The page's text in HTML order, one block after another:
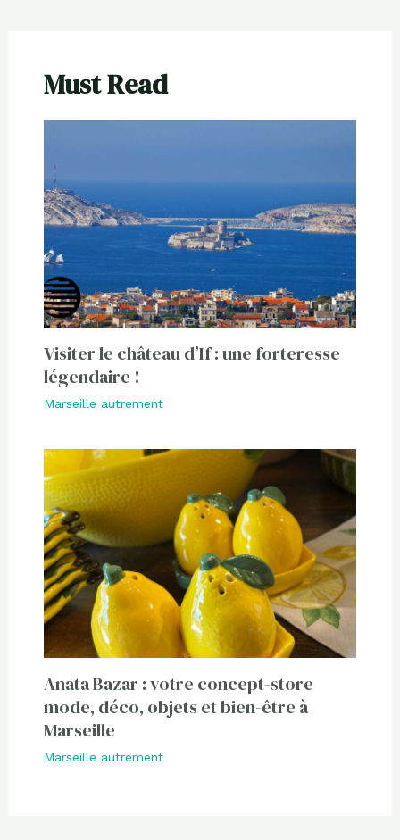
Must Read
Visiter le château d’If : une forteresse
légendaire !
Marseille autrement
Anata Bazar : votre concept-store
mode, déco, objets et bien-être à
Marseille
Marseille autrement